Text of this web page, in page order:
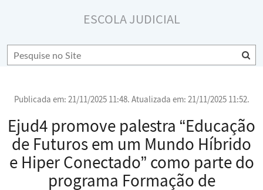
ESCOLA JUDICIAL
Publicada em: 21/11/2025 11:48. Atualizada em: 21/11/2025 11:52.
Ejud4 promove palestra “Educação
de Futuros em um Mundo Híbrido
e Hiper Conectado” como parte do
programa Formação de